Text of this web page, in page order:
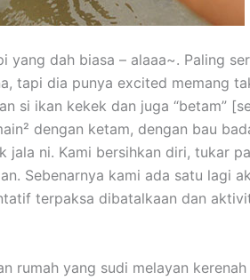
dah biasa – alaaa~. Paling
tapi dia punya excited memang
si ikan kekek dan juga “betam”
dengan ketam, dengan bau
jala ni. Kami bersihkan diri, tukar
Sebenarnya kami ada satu lagi
terpaksa dibatalkaan dan
rumah yang sudi melayan kerenah